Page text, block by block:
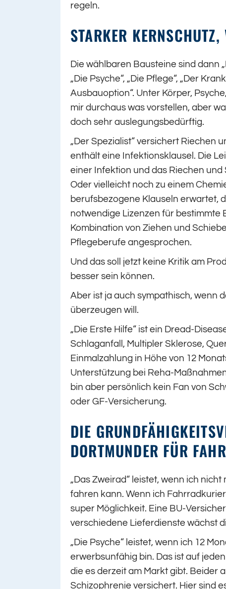
regeln.
STARKER
Die wählbaren Bausteine sind dann
„Die Psyche“, „Die Pflege“, „Der
Ausbauoption“. Unter Körper,
mir durchaus was vorstellen, aber
doch sehr auslegungsbedürftig.
„Der Spezialist“ versichert Riechen
enthält eine Infektionsklausel. Die
einer Infektion und das Riechen
Oder vielleicht noch zu einem
berufsbezogene Klauseln erwartet,
notwendige Lizenzen für bestimmte
Kombination von Ziehen und
Pflegeberufe angesprochen.
Und das soll jetzt keine Kritik am
besser sein können.
Aber ist ja auch sympathisch, wenn
überzeugen will.
„Die Erste Hilfe“ ist ein Dread-
Schlaganfall, Multipler Sklerose,
Einmalzahlung in Höhe von 12
Unterstützung bei Reha-
bin aber persönlich kein Fan von
oder GF-Versicherung.
DIE
DORTMUNDER FÜR
„Das Zweirad“ leistet, wenn ich
fahren kann. Wenn ich
super Möglichkeit. Eine BU-
verschiedene Lieferdienste wächst
„Die Psyche“ leistet, wenn ich 12
erwerbsunfähig bin. Das ist auf
die es derzeit am Markt gibt. Beider
Schizophrenie versichert. Hier sind